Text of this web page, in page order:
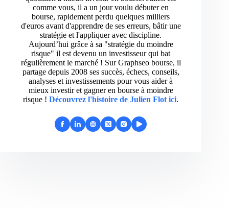
comme vous, il a un jour voulu débuter en
bourse, rapidement perdu quelques milliers
d'euros avant d'apprendre de ses erreurs, bâtir une
stratégie et l'appliquer avec discipline.
Aujourd’hui grâce à sa "stratégie du moindre
risque" il est devenu un investisseur qui bat
régulièrement le marché ! Sur Graphseo bourse, il
partage depuis 2008 ses succès, échecs, conseils,
analyses et investissements pour vous aider à
mieux investir et gagner en bourse à moindre
risque ! Découvrez l'histoire de Julien Flot ici.